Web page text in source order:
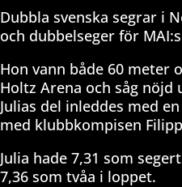
Dubbla svenska segrar i
och dubbelseger för
Hon vann både 60 meter
Holtz Arena och såg
Julias del inleddes med
med klubbkompisen
Julia hade 7,31 som
7,36 som tvåa i loppet.